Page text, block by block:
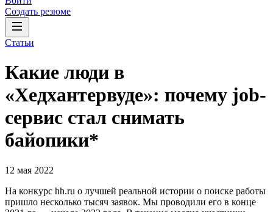
Создать резюме
Статьи
Какие люди в
«Хедхантервуде»: почему job-
сервис стал снимать
байопики*
12 мая 2022
На конкурс hh.ru о лучшей реальной истории о поиске работы
пришло несколько тысяч заявок. Мы проводили его в конце